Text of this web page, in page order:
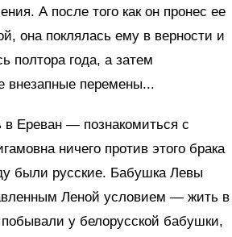
А после того как он пронес ее
она поклялась ему в верности и
полтора года, а затем
внезапные перемены...
Ереван — познакомиться с
ничего против этого брака
были русские. Бабушка Левы
Леной условием — жить в
у белорусской бабушки,